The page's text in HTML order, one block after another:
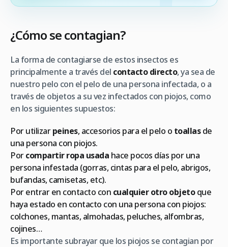
¿Cómo se contagian?
La forma de contagiarse de estos insectos es
principalmente a través del contacto directo, ya sea de
nuestro pelo con el pelo de una persona infectada, o a
través de objetos a su vez infectados con piojos, como
en los siguientes supuestos:
Por utilizarpeines, accesorios para el pelo o toallasde
una persona con piojos.
Porcompartir ropa usada hace pocos días por una
persona infestada (gorras, cintas para el pelo, abrigos,
bufandas, camisetas, etc).
Por entrar en contacto con cualquier otro objetoque
haya estado en contacto con una persona con piojos:
colchones, mantas, almohadas, peluches, alfombras,
cojines…
Es importante subrayar que los piojos se contagian por